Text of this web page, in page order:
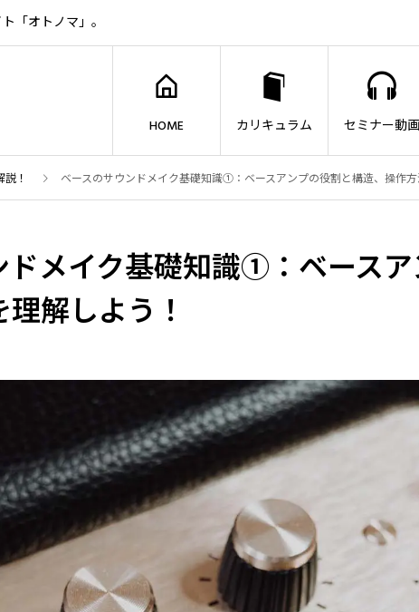
「オトノマ」。
HOME カリキュラム セミナー動画
！ ベースのサウンドメイク基礎知識①：ベースアンプの役割と構造、操作方
ドメイク基礎知識①：ベース
解しよう！